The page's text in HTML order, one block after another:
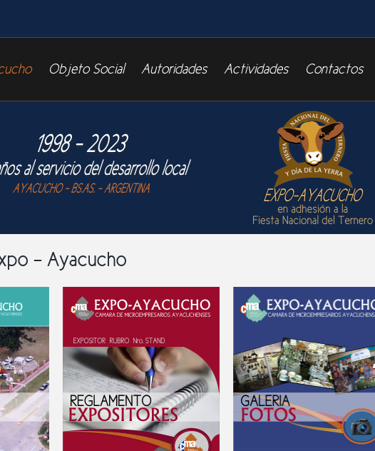
Objeto Social Autoridades Actividades Contactos
- Ayacucho